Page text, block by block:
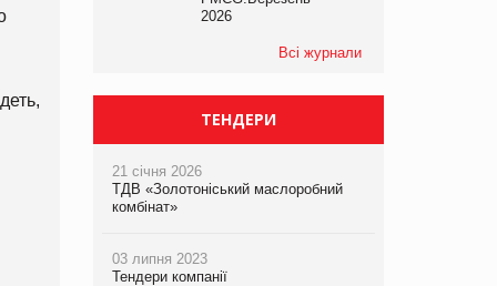
2026
Всі журнали
ТЕНДЕРИ
21 січня 2026
ТДВ «Золотоніський маслоробний
комбінат»
03 липня 2023
Тендери компанії